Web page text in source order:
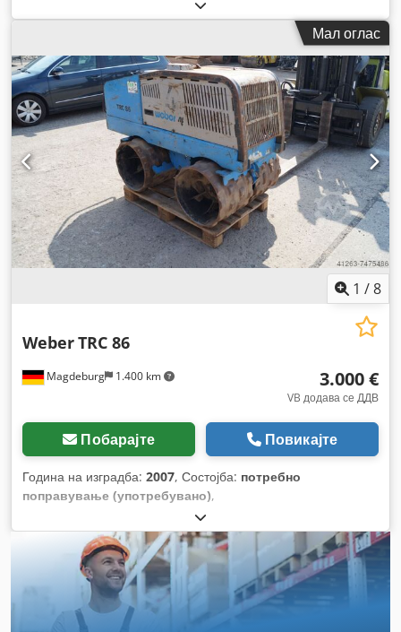
Мал оглас
1 /8
Magdeburg 1.400 km
WeberTRC 86
3.000 €
VB додава се ДДВ
Побарајте Повикајте
Година на изградба: 2007, Состојба: потребно
поправување (употребувано),